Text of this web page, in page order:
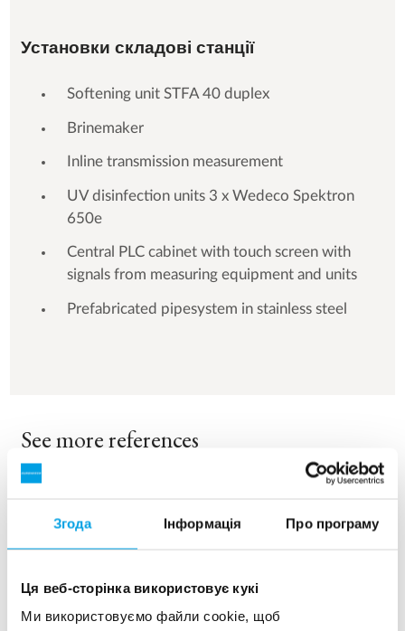
Згода Інформація Про програму
Ця веб-сторінка використовує кукі
Ми використовуємо файли cookie, щоб
Установки складові станції
Softening unit STFA 40 duplex
Brinemaker
Inline transmission measurement
UV disinfection units 3 x Wedeco Spektron
650e
Central PLC cabinet with touch screen with
signals from measuring equipment and units
Prefabricated pipesystem in stainless steel
See more references
Показ 3 для 156 Референції